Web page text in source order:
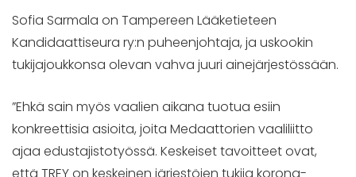
Sofia Sarmala on Tampereen Lääketieteen
Kandidaattiseura ry:n puheenjohtaja, ja uskookin
tukijajoukkonsa olevan vahva juuri ainejärjestössään.
”Ehkä sain myös vaalien aikana tuotua esiin
konkreettisia asioita, joita Medaattorien vaaliliitto
ajaa edustajistotyössä. Keskeiset tavoitteet ovat,
että TREY on keskeinen järjestöjen tukija korona-